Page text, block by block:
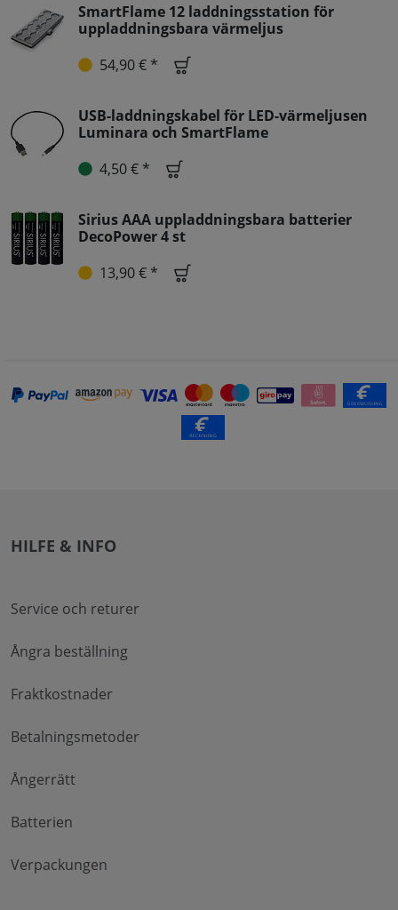
SmartFlame 12 laddningsstation för
uppladdningsbara värmeljus
54,90 € *
USB-laddningskabel för LED-värmeljusen
Luminara och SmartFlame
4,50 € *
Sirius AAA uppladdningsbara batterier
DecoPower 4 st
13,90 € *
HILFE & INFO
Service och returer
Ångra beställning
Fraktkostnader
Betalningsmetoder
Ångerrätt
Batterien
Verpackungen